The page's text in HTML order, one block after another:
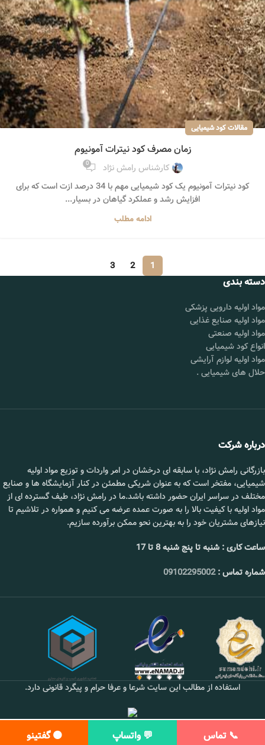
📞 تماس 💬 واتساپ 🟠 گفتینو
مقالات کود شیمیایی
زمان مصرف کود نیترات آمونیوم
کارشناس رامش نژاد 0
کود نیترات آمونیوم یک کود شیمیایی مهم با 34 درصد ازت است که برای
افزایش رشد و عملکرد گیاهان در بسیار...
ادامه مطلب
1
2
3
دسته بندی
مواد اولیه دارویی پزشکی
مواد اولیه صنایع غذایی
مواد اولیه صنعتی
انواع کود شیمیایی
مواد اولیه لوازم آرایشی
حلال های شیمیایی .
درباره شرکت
بازرگانی رامش نژاد، با سابقه ای درخشان در امر واردات و توزیع مواد اولیه
شیمیایی، مفتخر است که به عنوان شریکی مطمئن در کنار آزمایشگاه ها و صنایع
مختلف در سراسر ایران حضور داشته باشد.ما در رامش نژاد، طیف گسترده ای از
مواد اولیه با کیفیت بالا را به صورت عمده عرضه می کنیم و همواره در تلاشیم تا
نیازهای مشتریان خود را به بهترین نحو ممکن برآورده سازیم.
ساعت کاری : شنبه تا پنج شنبه 8 تا 17
شماره تماس :09102295002
استفاده از مطالب این سایت شرعا و عرفا حرام و پیگرد قانونی دارد.